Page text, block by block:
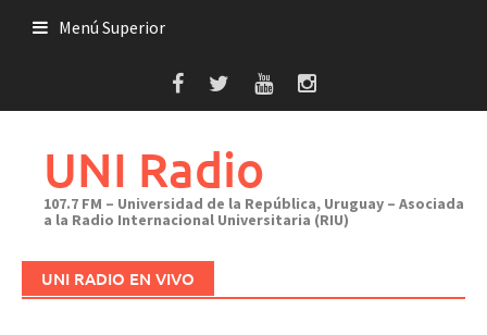
Menú Superior
UNI Radio
107.7 FM – Universidad de la República, Uruguay – Asociada
a la Radio Internacional Universitaria (RIU)
UNI RADIO EN VIVO